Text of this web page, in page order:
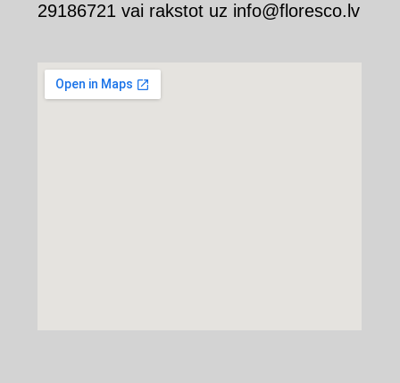
29186721 vai rakstot uz info@floresco.lv